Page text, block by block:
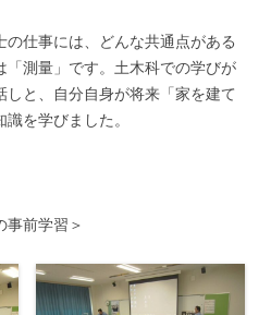
仕事には、どんな共通点がある
「測量」です。土木科での学びが
と、自分自身が将来「家を建て
を学びました。
事前学習＞